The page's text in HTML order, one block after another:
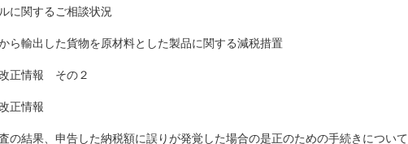
に関するご相談状況
ら輸出した貨物を原材料とした製品に関する減税措置
正情報 その２
正情報
の結果、申告した納税額に誤りが発覚した場合の是正のための手続きについて